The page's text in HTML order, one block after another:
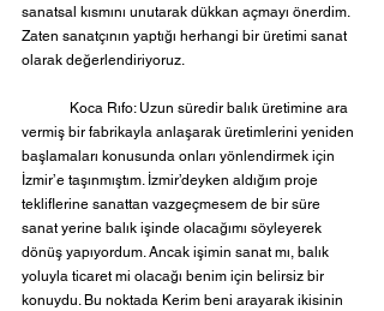
sanatsal kısmını unutarak dükkan açmayı önerdim.
Zaten sanatçının yaptığı herhangi bir üretimi sanat
olarak değerlendiriyoruz.
vermiş bir fabrikayla anlaşarak üretimlerini yeniden
başlamaları konusunda onları yönlendirmek için
İzmir’e taşınmıştım. İzmir’deyken aldığım proje
tekliflerine sanattan vazgeçmesem de bir süre
sanat yerine balık işinde olacağımı söyleyerek
dönüş yapıyordum. Ancak işimin sanat mı, balık
yoluyla ticaret mi olacağı benim için belirsiz bir
konuydu. Bu noktada Kerim beni arayarak ikisinin